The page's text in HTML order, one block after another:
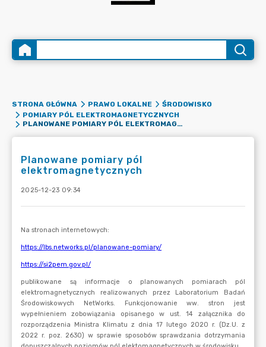
STRONA GŁÓWNA PRAWO LOKALNE
ŚRODOWISKO
POMIARY PÓL ELEKTROMAGNETYCZNYCH
PLANOWANE POMIARY PÓL ELEKTROMAGNETYCZNYCH
Planowane pomiary pól
elektromagnetycznych
2025-12-23 09:34